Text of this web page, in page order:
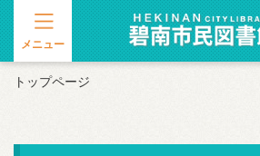
メニュー
トップページ
00:00
01:00